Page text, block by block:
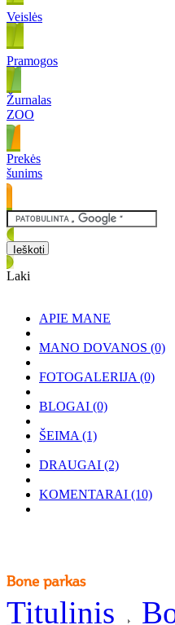
Veislės
Pramogos
Žurnalas
ZOO
Prekės
šunims
Laki
APIE MANE
MANO DOVANOS (0)
FOTOGALERIJA (0)
BLOGAI (0)
ŠEIMA (1)
DRAUGAI (2)
KOMENTARAI (10)
Titulinis